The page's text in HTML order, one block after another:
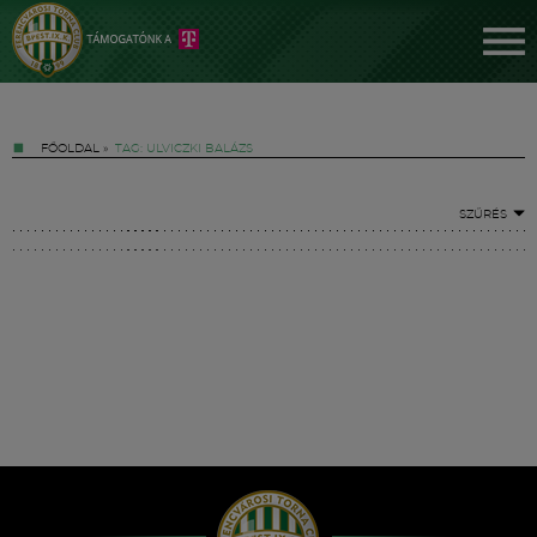
FŐOLDAL » TAG: ULVICZKI BALÁZS
SZŰRÉS
Hírek